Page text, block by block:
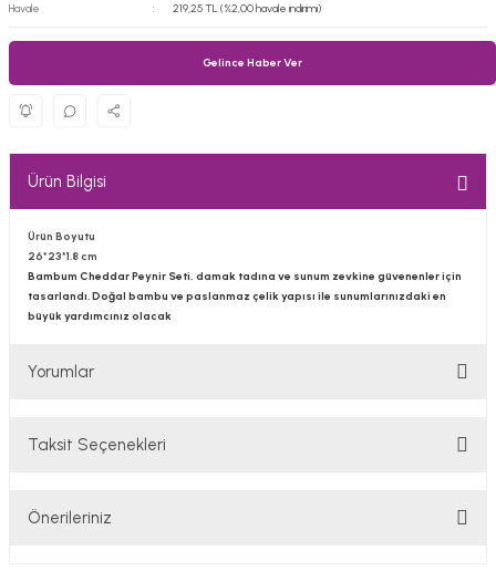
Havale
219,25 TL (%2,00 havale indirimi)
Gelince Haber Ver
Ürün Bilgisi
Ürün Boyutu
26*23*1.8 cm
Bambum Cheddar Peynir Seti, damak tadına ve sunum zevkine güvenenler için
tasarlandı. Doğal bambu ve paslanmaz çelik yapısı ile sunumlarınızdaki en
büyük yardımcınız olacak
Yorumlar
Taksit Seçenekleri
Önerileriniz